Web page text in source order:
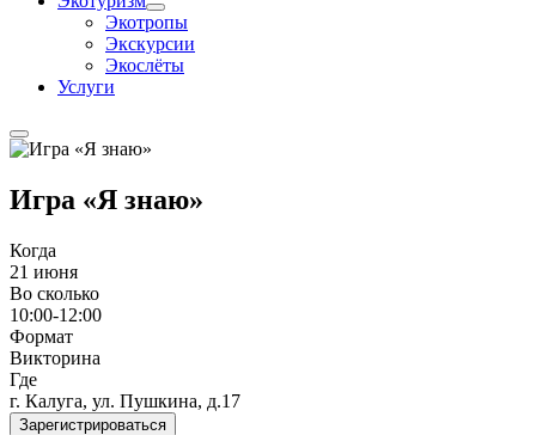
Экотропы
Экскурсии
Экослёты
Услуги
Игра «Я знаю»
Когда
21 июня
Во сколько
10:00-12:00
Формат
Викторина
Где
г. Калуга, ул. Пушкина, д.17
Зарегистрироваться